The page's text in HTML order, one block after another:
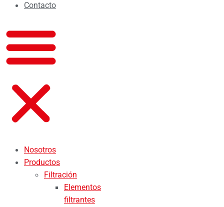
Contacto
Nosotros
Productos
Filtración
Elementos
filtrantes